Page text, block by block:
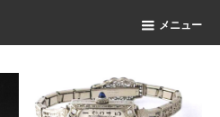
メニュー